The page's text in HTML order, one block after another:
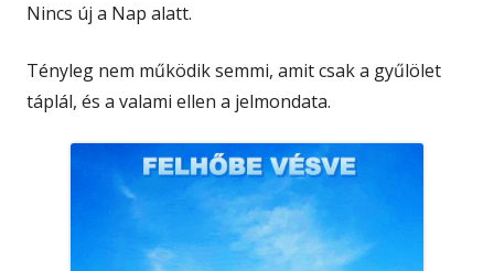
Nincs új a Nap alatt.
Tényleg nem működik semmi, amit csak a gyűlölet
táplál, és a valami ellen a jelmondata.